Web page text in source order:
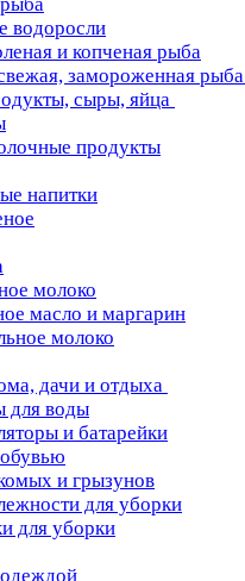
водоросли
и копченая рыба
замороженная рыба
сыры, яйца
продукты
напитки
молоко
масло и маргарин
молоко
дачи и отдыха
для воды
и батарейки
и грызунов
для уборки
для уборки